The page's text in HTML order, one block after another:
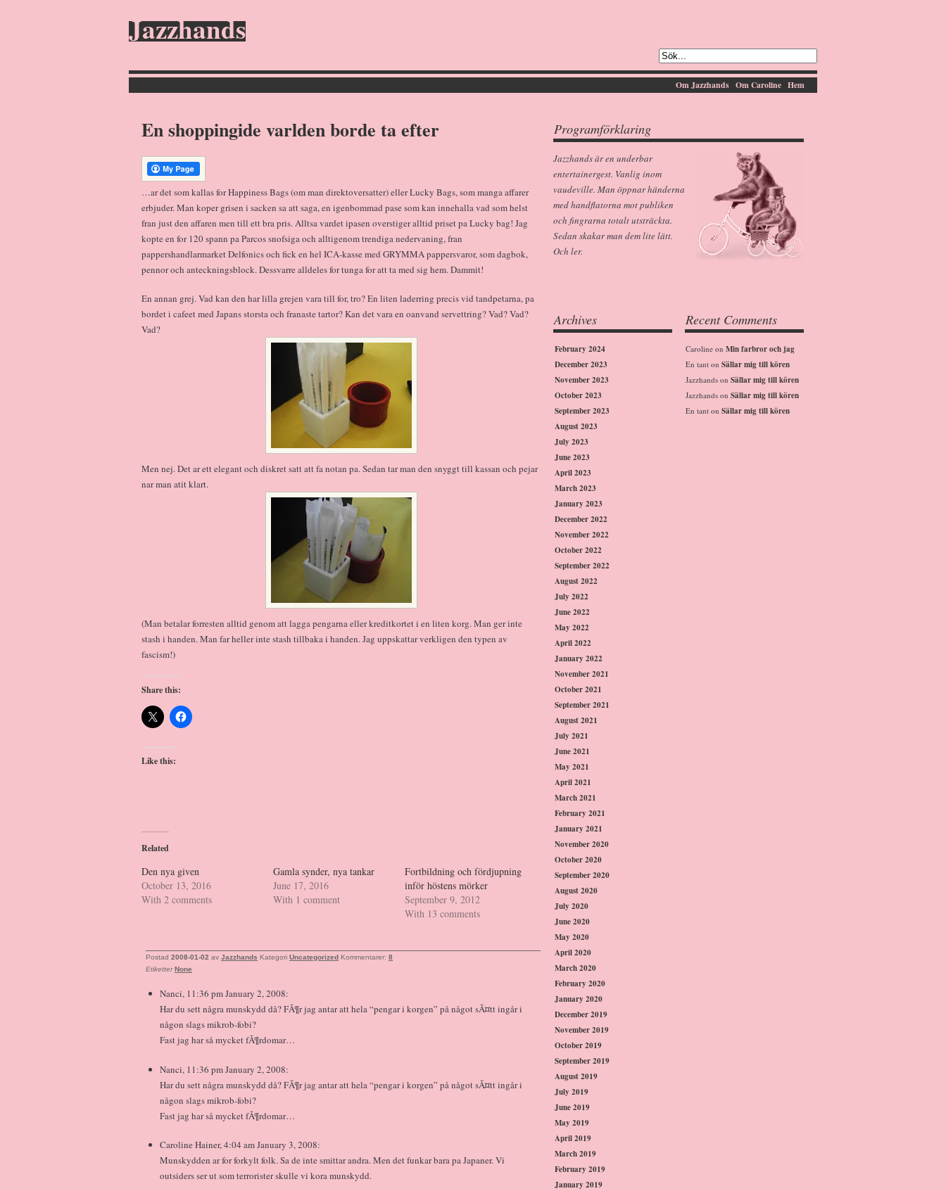
Jazzhands
Hem
Om Caroline
Om Jazzhands
En shoppingide varlden borde ta efter
…ar det som kallas for Happiness Bags (om man direktoversatter) eller Lucky Bags, som manga affarer
erbjuder. Man koper grisen i sacken sa att saga, en igenbommad pase som kan innehalla vad som helst
fran just den affaren men till ett bra pris. Alltsa vardet ipasen overstiger alltid priset pa Lucky bag! Jag
kopte en for 120 spann pa Parcos snofsiga och alltigenom trendiga nedervaning, fran
pappershandlarmarket Delfonics och fick en hel ICA-kasse med GRYMMA pappersvaror, som dagbok,
pennor och anteckningsblock. Dessvarre alldeles for tunga for att ta med sig hem. Dammit!
En annan grej. Vad kan den har lilla grejen vara till for, tro? En liten laderring precis vid tandpetarna, pa
bordet i cafeet med Japans storsta och franaste tartor? Kan det vara en oanvand servettring? Vad? Vad?
Vad?
Men nej. Det ar ett elegant och diskret satt att fa notan pa. Sedan tar man den snyggt till kassan och pejar
nar man atit klart.
(Man betalar forresten alltid genom att lagga pengarna eller kreditkortet i en liten korg. Man ger inte
stash i handen. Man far heller inte stash tillbaka i handen. Jag uppskattar verkligen den typen av
fascism!)
Share this:
Like this:
Related
Den nya given
October 13, 2016
With 2 comments
Gamla synder, nya tankar
June 17, 2016
With 1 comment
Fortbildning och fördjupning
inför höstens mörker
September 9, 2012
With 13 comments
Postad 2008-01-02 av Jazzhands Kategori Uncategorized Kommentarer: 8
Etiketter None
Nanci, 11:36 pm January 2, 2008:
Har du sett några munskydd då? FÃ¶r jag antar att hela “pengar i korgen” på något sÃ¤tt ingår i
någon slags mikrob-fobi?
Fast jag har så mycket fÃ¶rdomar…
Nanci, 11:36 pm January 2, 2008:
Har du sett några munskydd då? FÃ¶r jag antar att hela “pengar i korgen” på något sÃ¤tt ingår i
någon slags mikrob-fobi?
Fast jag har så mycket fÃ¶rdomar…
Caroline Hainer, 4:04 am January 3, 2008:
Munskydden ar for forkylt folk. Sa de inte smittar andra. Men det funkar bara pa Japaner. Vi
outsiders ser ut som terrorister skulle vi kora munskydd.
Programförklaring
Jazzhands är en underbar
entertainergest. Vanlig inom
vaudeville. Man öppnar händerna
med handflatorna mot publiken
och fingrarna totalt utsträckta.
Sedan skakar man dem lite lätt.
Och ler.
Archives
February 2024
December 2023
November 2023
October 2023
September 2023
August 2023
July 2023
June 2023
April 2023
March 2023
January 2023
December 2022
November 2022
October 2022
September 2022
August 2022
July 2022
June 2022
May 2022
April 2022
January 2022
November 2021
October 2021
September 2021
August 2021
July 2021
June 2021
May 2021
April 2021
March 2021
February 2021
January 2021
November 2020
October 2020
September 2020
August 2020
July 2020
June 2020
May 2020
April 2020
March 2020
February 2020
January 2020
December 2019
November 2019
October 2019
September 2019
August 2019
July 2019
June 2019
May 2019
April 2019
March 2019
February 2019
January 2019
Recent Comments
Caroline on Min farbror och jag
En tant on Sällar mig till kören
Jazzhands on Sällar mig till kören
Jazzhands on Sällar mig till kören
En tant on Sällar mig till kören